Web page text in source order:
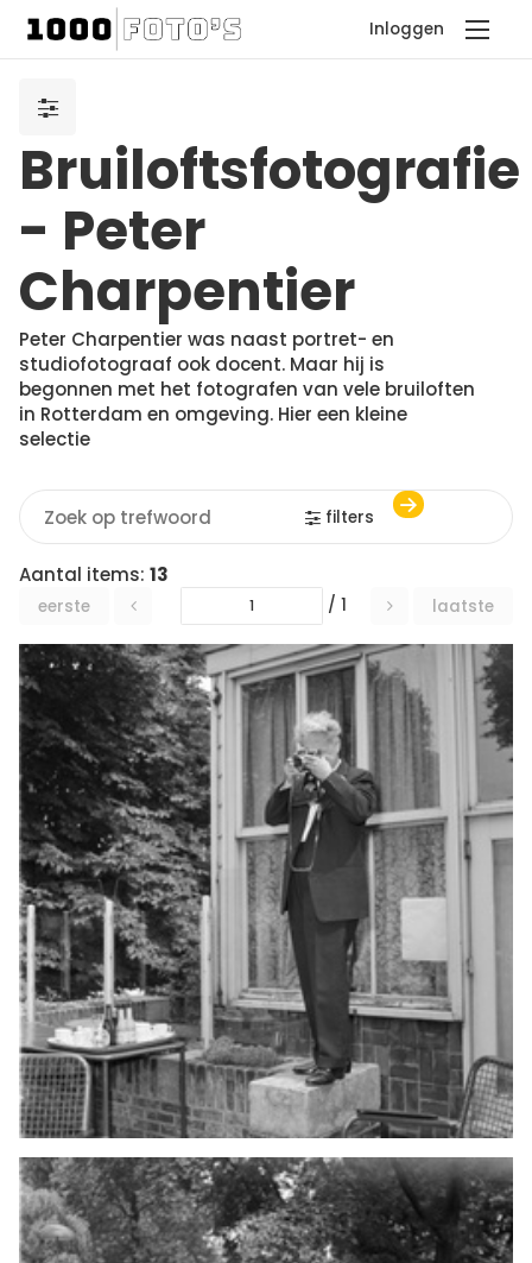
Inloggen
Bruiloftsfotografie
- Peter
Charpentier
Peter Charpentier was naast portret- en
studiofotograaf ook docent. Maar hij is
begonnen met het fotografen van vele bruiloften
in Rotterdam en omgeving. Hier een kleine
selectie
filters
Aantal items: 13
eerste / 1 laatste